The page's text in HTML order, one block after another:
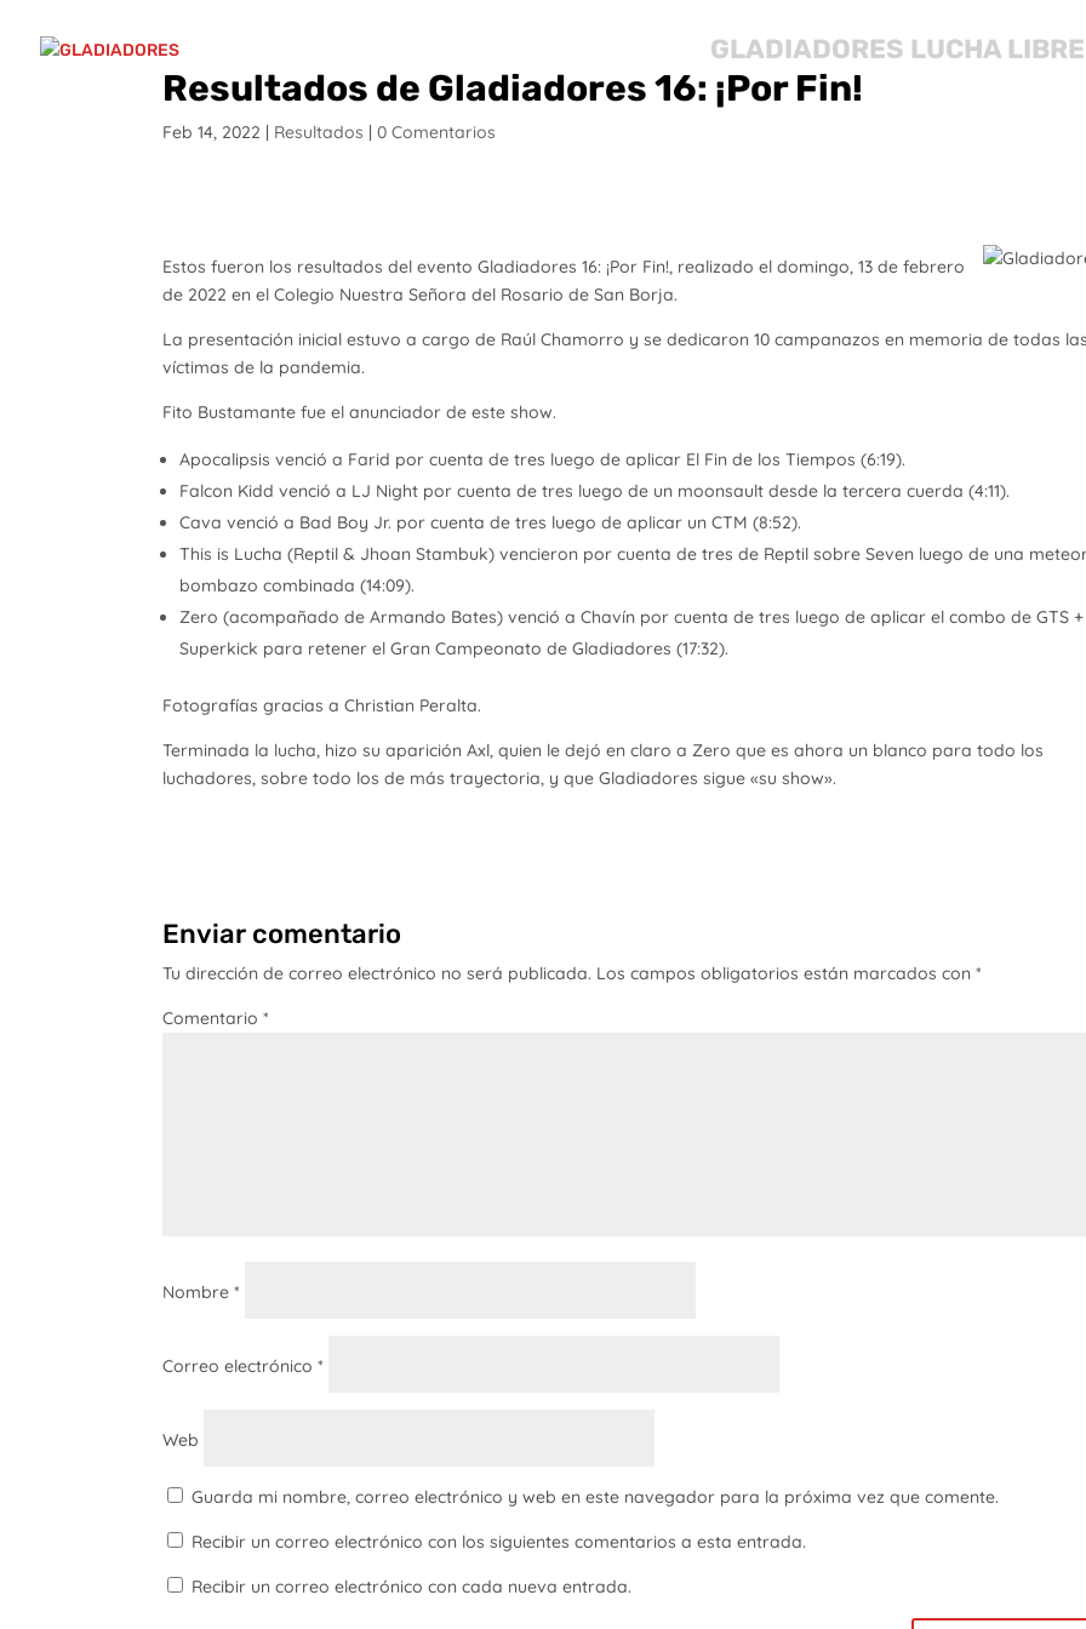
GLADIADORES LUCHA LIBRE
Resultados de Gladiadores 16: ¡Por Fin!
Feb 14, 2022 | Resultados |0 Comentarios
Estos fueron los resultados del evento Gladiadores 16: ¡Por Fin!, realizado el domingo, 13 de febrero
de 2022 en el Colegio Nuestra Señora del Rosario de San Borja.
La presentación inicial estuvo a cargo de Raúl Chamorro y se dedicaron 10 campanazos en memoria de todas las
víctimas de la pandemia.
Fito Bustamante fue el anunciador de este show.
Apocalipsis venció a Farid por cuenta de tres luego de aplicar El Fin de los Tiempos (6:19).
Falcon Kidd venció a LJ Night por cuenta de tres luego de un moonsault desde la tercera cuerda (4:11).
Cava venció a Bad Boy Jr. por cuenta de tres luego de aplicar un CTM (8:52).
This is Lucha (Reptil & Jhoan Stambuk) vencieron por cuenta de tres de Reptil sobre Seven luego de una
bombazo combinada (14:09).
Zero (acompañado de Armando Bates) venció a Chavín por cuenta de tres luego de aplicar el combo de GTS +
Superkick para retener el Gran Campeonato de Gladiadores (17:32).
Fotografías gracias a Christian Peralta.
Terminada la lucha, hizo su aparición Axl, quien le dejó en claro a Zero que es ahora un blanco para todo los
luchadores, sobre todo los de más trayectoria, y que Gladiadores sigue «su show».
Enviar comentario
Tu dirección de correo electrónico no será publicada. Los campos obligatorios están marcados con*
Comentario*
Nombre*
Correo electrónico*
Web
Guarda mi nombre, correo electrónico y web en este navegador para la próxima vez que comente.
Recibir un correo electrónico con los siguientes comentarios a esta entrada.
Recibir un correo electrónico con cada nueva entrada.